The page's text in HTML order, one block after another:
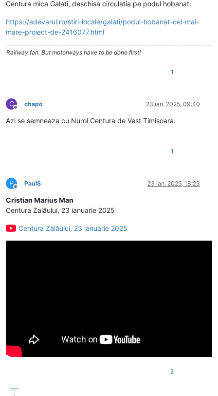
Centura mica Galati, deschisa circulatia pe podul hobanat:
https://adevarul.ro/stiri-locale/galati/podul-hobanat-cel-mai-
mare-proiect-de-2416077.html
Railway fan. But motorways have to be done first!
1
C
Deconectat
chapo 23 ian. 2025, 09:40
Azi se semneaza cu Nurol Centura de Vest Timisoara.
1
P
Deconectat
PaulS 23 ian. 2025, 18:23
Cristian Marius Man
Centura Zalăului, 23 ianuarie 2025
Centura Zalăului, 23 ianuarie 2025
2